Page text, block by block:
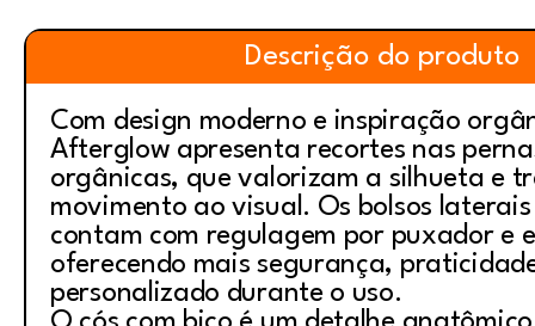
Descrição do produto
Com design moderno e inspiração
Afterglow apresenta recortes nas
orgânicas, que valorizam a silhueta e
movimento ao visual. Os bolsos
contam com regulagem por puxador e
oferecendo mais segurança,
personalizado durante o uso.